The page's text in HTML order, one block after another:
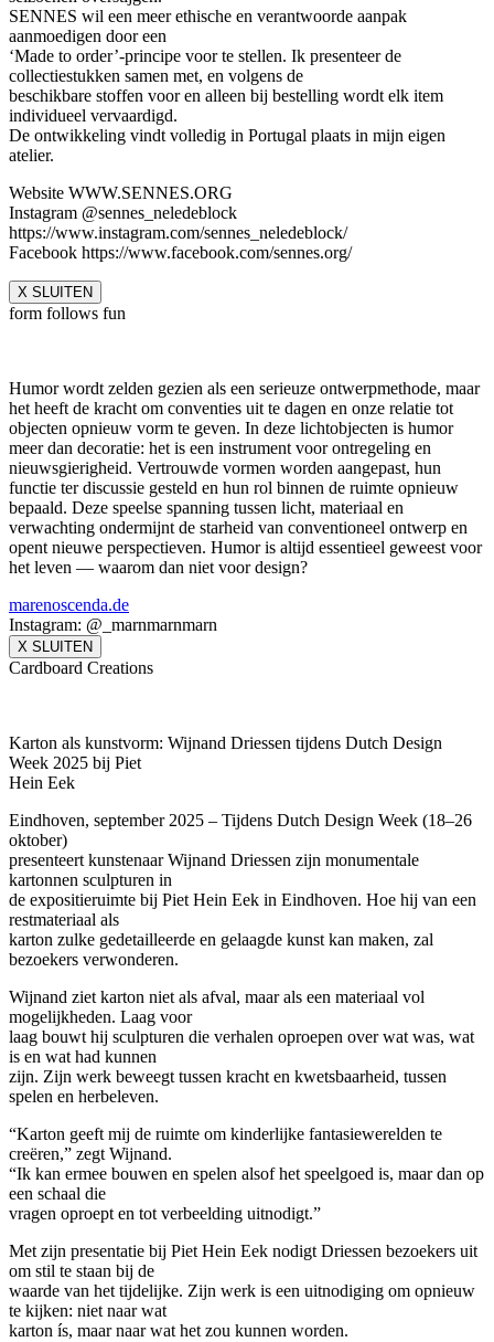
SENNES wil een meer ethische en verantwoorde aanpak
aanmoedigen door een
‘Made to order’-principe voor te stellen. Ik presenteer de
collectiestukken samen met, en volgens de
beschikbare stoffen voor en alleen bij bestelling wordt elk item
individueel vervaardigd.
De ontwikkeling vindt volledig in Portugal plaats in mijn eigen
atelier.
Website WWW.SENNES.ORG
Instagram @sennes_neledeblock
https://www.instagram.com/sennes_neledeblock/
Facebook https://www.facebook.com/sennes.org/
X SLUITEN
form follows fun
Humor wordt zelden gezien als een serieuze ontwerp­methode, maar
het heeft de kracht om conventies uit te dagen en onze relatie tot
objecten opnieuw vorm te geven. In deze lichtobjecten is humor
meer dan decoratie: het is een instrument voor ontregeling en
nieuwsgierigheid. Vertrouwde vormen worden aangepast, hun
functie ter discussie gesteld en hun rol binnen de ruimte opnieuw
bepaald. Deze speelse spanning tussen licht, materiaal en
verwachting ondermijnt de starheid van conventioneel ontwerp en
opent nieuwe perspectieven. Humor is altijd essentieel geweest voor
het leven — waarom dan niet voor design?
marenoscenda.de
Instagram: @_marnmarnmarn
X SLUITEN
Cardboard Creations
Karton als kunstvorm: Wijnand Driessen tijdens Dutch Design
Week 2025 bij Piet
Hein Eek
Eindhoven, september 2025 – Tijdens Dutch Design Week (18–26
oktober)
presenteert kunstenaar Wijnand Driessen zijn monumentale
kartonnen sculpturen in
de expositieruimte bij Piet Hein Eek in Eindhoven. Hoe hij van een
restmateriaal als
karton zulke gedetailleerde en gelaagde kunst kan maken, zal
bezoekers verwonderen.
Wijnand ziet karton niet als afval, maar als een materiaal vol
mogelijkheden. Laag voor
laag bouwt hij sculpturen die verhalen oproepen over wat was, wat
is en wat had kunnen
zijn. Zijn werk beweegt tussen kracht en kwetsbaarheid, tussen
spelen en herbeleven.
“Karton geeft mij de ruimte om kinderlijke fantasiewerelden te
creëren,” zegt Wijnand.
“Ik kan ermee bouwen en spelen alsof het speelgoed is, maar dan op
een schaal die
vragen oproept en tot verbeelding uitnodigt.”
Met zijn presentatie bij Piet Hein Eek nodigt Driessen bezoekers uit
om stil te staan bij de
waarde van het tijdelijke. Zijn werk is een uitnodiging om opnieuw
te kijken: niet naar wat
karton ís, maar naar wat het zou kunnen worden.